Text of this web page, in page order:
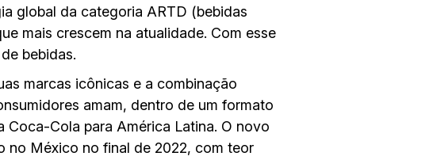
global da categoria ARTD (bebidas
mais crescem na atualidade. Com esse
bebidas.
marcas icônicas e a combinação
amam, dentro de um formato
Coca-Cola para América Latina. O novo
no México no final de 2022, com teor